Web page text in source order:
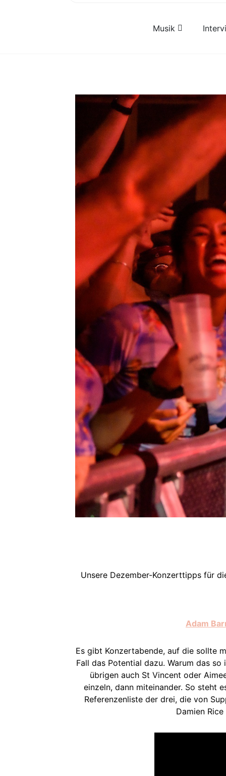
Musik
Unsere Dezember-Konzerttipps für
Adam
Es gibt Konzertabende, auf die sollte
Fall das Potential dazu. Warum das
übrigen auch St Vincent oder
einzeln, dann miteinander. So steht
Referenzenliste der drei, die von
Damien